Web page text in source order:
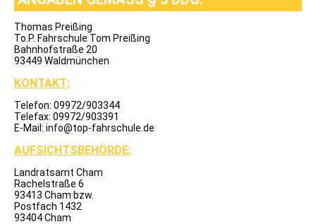
Klasse
B96
Klasse
T
Klasse
L
C
CE
Klasse
C1
C1E
D
Klasse
DE
Klasse
D1
Thomas Preißing
To.P. Fahrschule Tom Preißing
Bahnhofstraße 20
93449 Waldmünchen
KONTAKT:
Telefon: 09972/903344
Telefax: 09972/903391
E-Mail: info@top-fahrschule.de
AUFSICHTSBEHÖRDE:
Landratsamt Cham
Rachelstraße 6
93413 Cham bzw.
Postfach 1432
93404 Cham